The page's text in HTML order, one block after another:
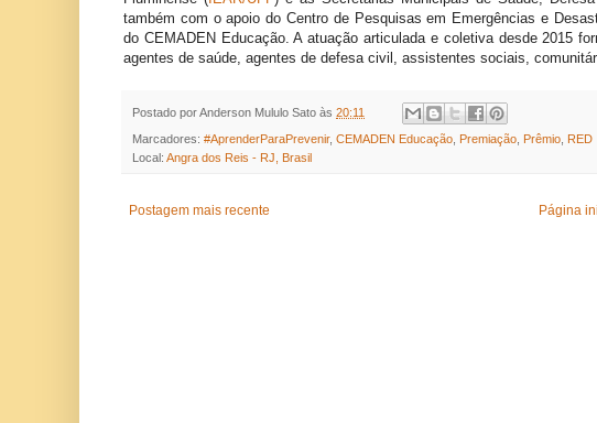
também com o apoio do Centro de Pesquisas em Emergências e
do CEMADEN Educação. A atuação articulada e coletiva desde 2015
agentes de saúde, agentes de defesa civil, assistentes sociais,
Postado porAnderson Mululo Sato às 20:11
Marcadores: #AprenderParaPrevenir, CEMADEN Educação Premiação Prêmio RED
Local: Angra dos Reis - RJ, Brasil
Postagem mais recente Página